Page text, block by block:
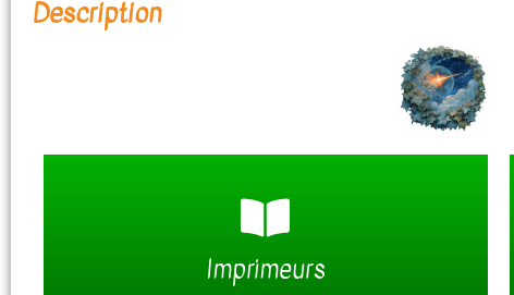
Description
Imprimeurs
Document prêt pour l'impression